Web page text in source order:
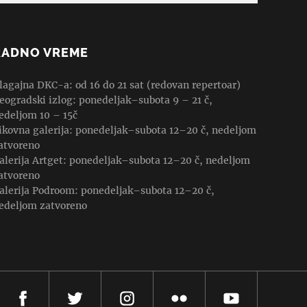
VREME
DKC-a: od 16 do 21 sat (redovan repertoar)
izlog: ponedeljak–subota 9 – 21 č,
10 – 15č
galerija: ponedeljak–subota 12–20 č, nedeljom
Artget: ponedeljak–subota 12–20 č, nedeljom
Podroom: ponedeljak–subota 12–20 č,
zatvoreno